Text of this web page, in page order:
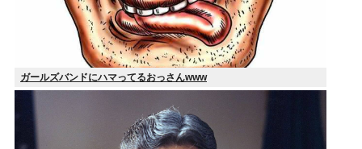
ガールズバンドにハマってるおっさんwww